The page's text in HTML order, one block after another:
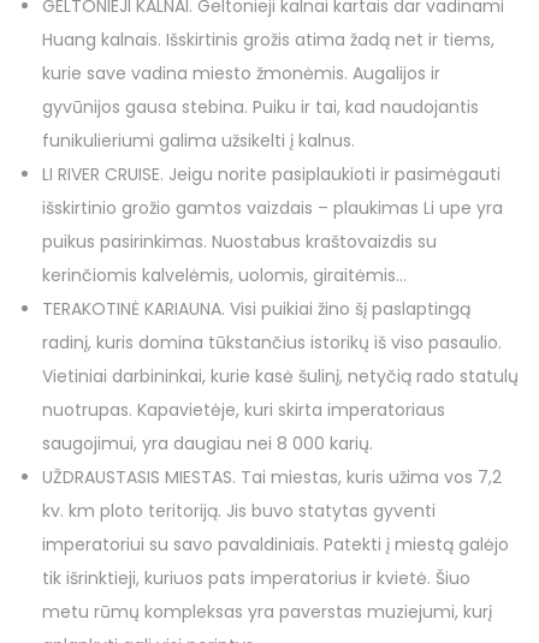
GELTONIEJI KALNAI. Geltonieji kalnai kartais dar vadinami
Huang kalnais. Išskirtinis grožis atima žadą net ir tiems,
kurie save vadina miesto žmonėmis. Augalijos ir
gyvūnijos gausa stebina. Puiku ir tai, kad naudojantis
funikulieriumi galima užsikelti į kalnus.
LI RIVER CRUISE. Jeigu norite pasiplaukioti ir pasimėgauti
išskirtinio grožio gamtos vaizdais – plaukimas Li upe yra
puikus pasirinkimas. Nuostabus kraštovaizdis su
kerinčiomis kalvelėmis, uolomis, giraitėmis…
TERAKOTINĖ KARIAUNA. Visi puikiai žino šį paslaptingą
radinį, kuris domina tūkstančius istorikų iš viso pasaulio.
Vietiniai darbininkai, kurie kasė šulinį, netyčią rado statulų
nuotrupas. Kapavietėje, kuri skirta imperatoriaus
saugojimui, yra daugiau nei 8 000 karių.
UŽDRAUSTASIS MIESTAS. Tai miestas, kuris užima vos 7,2
kv. km ploto teritoriją. Jis buvo statytas gyventi
imperatoriui su savo pavaldiniais. Patekti į miestą galėjo
tik išrinktieji, kuriuos pats imperatorius ir kvietė. Šiuo
metu rūmų kompleksas yra paverstas muziejumi, kurį